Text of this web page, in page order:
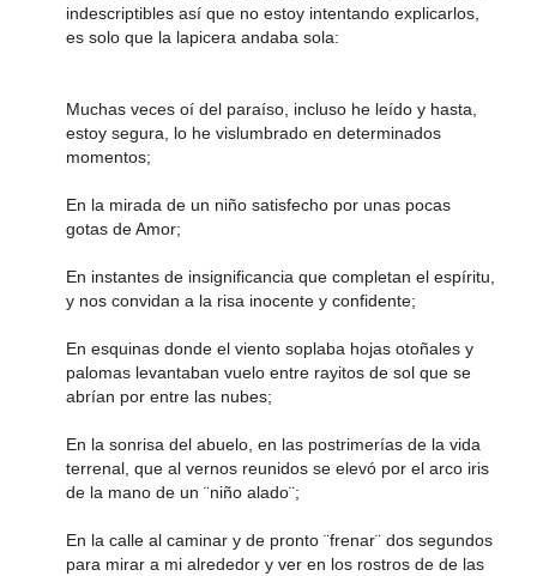
indescriptibles así que no estoy intentando explicarlos,
es solo que la lapicera andaba sola:
Muchas veces oí del paraíso, incluso he leído y hasta,
estoy segura, lo he vislumbrado en determinados
momentos;
En la mirada de un niño satisfecho por unas pocas
gotas de Amor;
En instantes de insignificancia que completan el espíritu,
y nos convidan a la risa inocente y confidente;
En esquinas donde el viento soplaba hojas otoñales y
palomas levantaban vuelo entre rayitos de sol que se
abrían por entre las nubes;
En la sonrisa del abuelo, en las postrimerías de la vida
terrenal, que al vernos reunidos se elevó por el arco iris
de la mano de un ¨niño alado¨;
En la calle al caminar y de pronto ¨frenar¨ dos segundos
para mirar a mi alrededor y ver en los rostros de de las